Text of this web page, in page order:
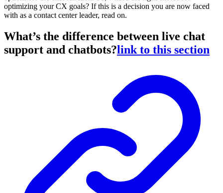
optimizing your CX goals? If this is a decision you are now faced
with as a contact center leader, read on.
What’s the difference between live chat
support and chatbots?link to this section